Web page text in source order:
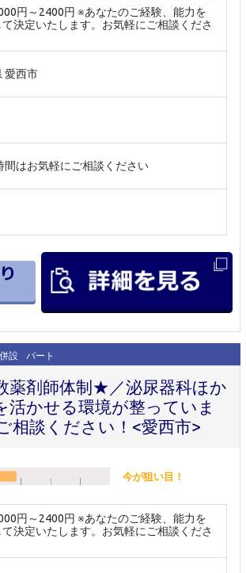
円～2400円 ※あなたのご経験、能力を
決定いたします。お気軽にご相談くださ
愛西市
間はお気軽にご相談ください
設 パート
薬剤師体制★／泌尿器科ほか
活かせる環境が整っていま
相談ください！<愛西市>
今が狙い目！
円～2400円 ※あなたのご経験、能力を
決定いたします。お気軽にご相談くださ